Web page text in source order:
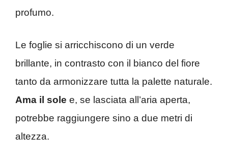
profumo.
Le foglie si arricchiscono di un verde
brillante, in contrasto con il bianco del fiore
tanto da armonizzare tutta la palette naturale.
Ama il sole e, se lasciata all’aria aperta,
potrebbe raggiungere sino a due metri di
altezza.